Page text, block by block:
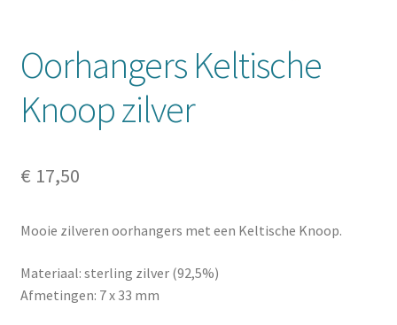
Oorhangers Keltische
Knoop zilver
€ 17,50
Mooie zilveren oorhangers met een Keltische Knoop.
Materiaal: sterling zilver (92,5%)
Afmetingen: 7 x 33 mm